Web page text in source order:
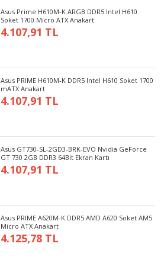
Asus Prime H610M-K ARGB DDR5 Intel H610
Soket 1700 Micro ATX Anakart
4.107,91 TL
Asus PRIME H610M-K DDR5 Intel H610 Soket 1700
mATX Anakart
4.107,91 TL
Asus GT730-SL-2GD3-BRK-EVO Nvidia GeForce
GT 730 2GB DDR3 64Bit Ekran Kartı
4.107,91 TL
Asus PRIME A620M-K DDR5 AMD A620 Soket AM5
Micro ATX Anakart
4.125,78 TL